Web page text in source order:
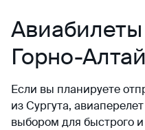
Авиабилеты
Горно-
Если вы планируете
из Сургута,
выбором для быстрого